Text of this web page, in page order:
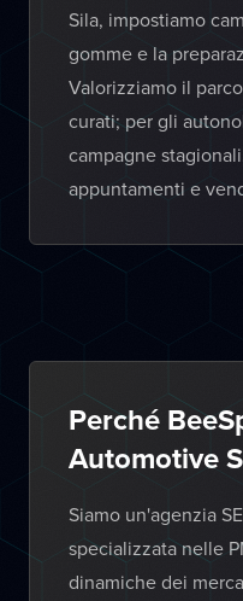
Sila, impostiamo
gomme e la
Valorizziamo il
curati; per gli
campagne
appuntamenti e
Perché
Automotive
Siamo un'agenzia
specializzata nelle
dinamiche dei